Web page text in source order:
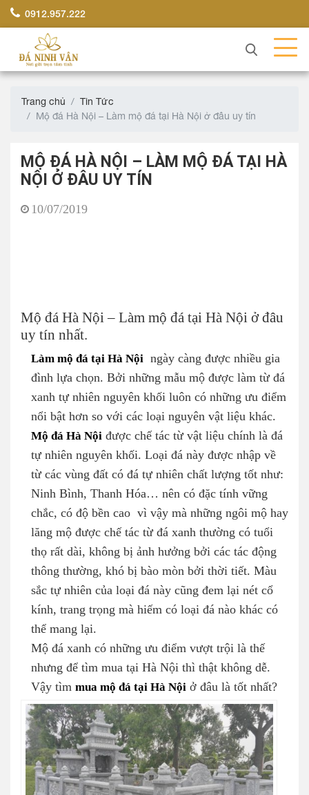
0912.957.222
Trang chủ
Tin Tức
Mộ đá Hà Nội – Làm mộ đá tại Hà Nội ở đâu uy tín
MỘ ĐÁ HÀ NỘI – LÀM MỘ ĐÁ TẠI HÀ
NỘI Ở ĐÂU UY TÍN
10/07/2019
Mộ đá Hà Nội – Làm mộ đá tại Hà Nội ở đâu
uy tín nhất.
Làm mộ đá tại Hà Nội ngày càng được nhiều gia
đình lựa chọn. Bởi những mẫu mộ được làm từ đá
xanh tự nhiên nguyên khối luôn có những ưu điểm
nổi bật hơn so với các loại nguyên vật liệu khác.
Mộ đá Hà Nội được chế tác từ vật liệu chính là đá
tự nhiên nguyên khối. Loại đá này được nhập về
từ các vùng đất có đá tự nhiên chất lượng tốt như:
Ninh Bình, Thanh Hóa… nên có đặc tính vững
chắc, có độ bền cao vì vậy mà những ngôi mộ hay
lăng mộ được chế tác từ đá xanh thường có tuổi
thọ rất dài, không bị ảnh hưởng bởi các tác động
thông thường, khó bị bào mòn bởi thời tiết. Màu
sắc tự nhiên của loại đá này cũng đem lại nét cổ
kính, trang trọng mà hiếm có loại đá nào khác có
thể mang lại.
Mộ đá xanh có những ưu điểm vượt trội là thế
nhưng để tìm mua tại Hà Nội thì thật không dễ.
Vậy tìm mua mộ đá tại Hà Nội ở đâu là tốt nhất?